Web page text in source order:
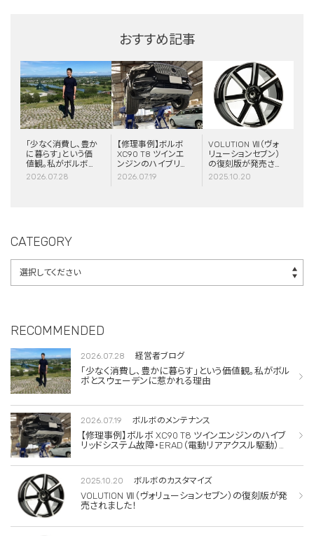
おすすめ記事
「少なく消費し、豊か
に暮らす」という価
値観。私がボルボと
スウェーデンに惹か
2026.07.28
【修理事例】ボルボ
XC90 T8 ツインエ
ンジンのハイブリッ
ドシステム故障・
2026.07.19
VOLUTION Ⅶ（ヴォ
リューションセブン）
の復刻版が発売さ
れました！
2025.10.20
CATEGORY
RECOMMENDED
2026.07.28 経営者ブログ
「少なく消費し、豊かに暮らす」という価値観。私がボル
ボとスウェーデンに惹かれる理由
2026.07.19 ボルボのメンテナンス
【修理事例】ボルボ XC90 T8 ツインエンジンのハイブ
リッドシステム故障・ERAD（電動リアアクスル駆動）交
2025.10.20 ボルボのカスタマイズ
VOLUTION Ⅶ（ヴォリューションセブン）の復刻版が発
売されました！